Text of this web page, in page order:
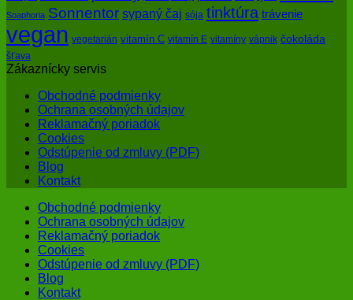
Soaphoria Sonnentor sypaný čaj sója tinktúra trávenie
vegan vegetarián vitamín C vitamín E vitamíny vápnik čokoláda
šťava
Zákaznícky servis
Obchodné podmienky
Ochrana osobných údajov
Reklamačný poriadok
Cookies
Odstúpenie od zmluvy (PDF)
Blog
Kontakt
Obchodné podmienky
Ochrana osobných údajov
Reklamačný poriadok
Cookies
Odstúpenie od zmluvy (PDF)
Blog
Kontakt